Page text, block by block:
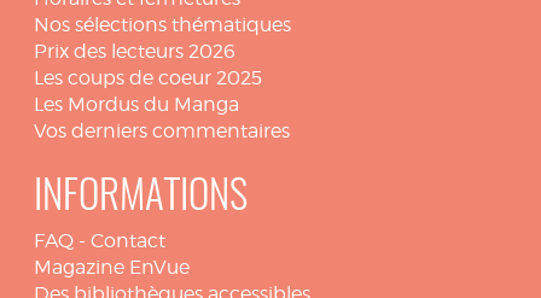
Nos sélections thématiques
Prix des lecteurs 2026
Les coups de coeur 2025
Les Mordus du Manga
Vos derniers commentaires
INFORMATIONS
FAQ - Contact
Magazine EnVue